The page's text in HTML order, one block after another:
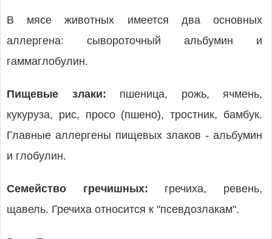
В мясе животных имеется два основных
аллергена: сывороточный альбумин и
гаммаглобулин.
Пищевые злаки: пшеница, рожь, ячмень,
кукуруза, рис, просо (пшено), тростник, бамбук.
Главные аллергены пищевых злаков - альбумин
и глобулин.
Семейство гречишных: гречиха, ревень,
щавель. Гречиха относится к "псевдозлакам".